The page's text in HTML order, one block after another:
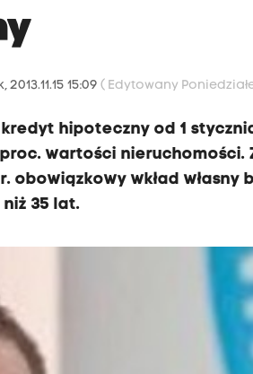
2013.11.15 15:09( Edytowany
hipoteczny od 1
wartości
obowiązkowy wkład
35 lat.